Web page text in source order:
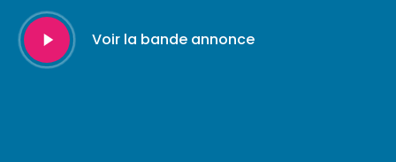
Play
Video
Voir la bande annonce